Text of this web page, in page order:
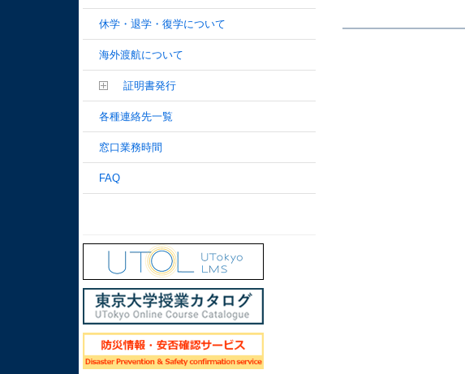
休学・退学・復学について
海外渡航について
証明書発行
各種連絡先一覧
窓口業務時間
FAQ